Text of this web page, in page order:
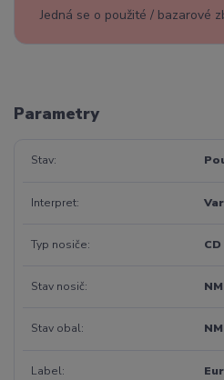
Jedná se o použité / bazarové
Parametry
Stav
Interpret
Typ nosiče CD
Stav nosič NM
Stav obal NM
Label